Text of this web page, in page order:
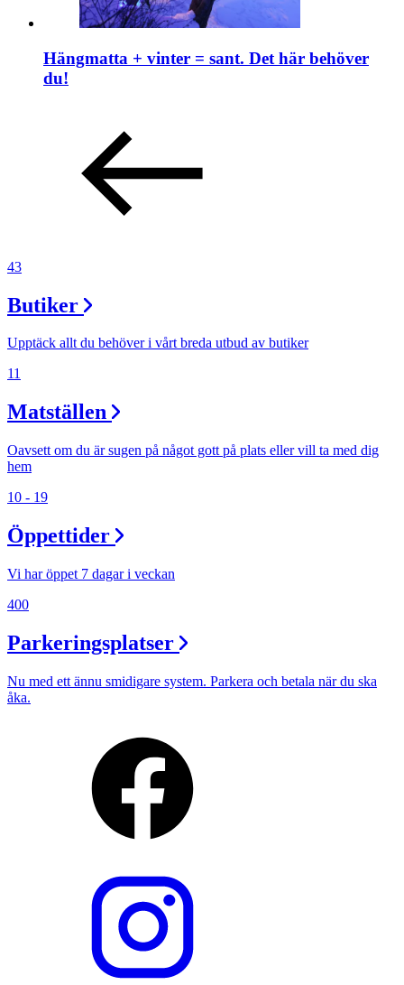
Hängmatta + vinter = sant. Det här behöver
du!
43
Butiker
Upptäck allt du behöver i vårt breda utbud av butiker
11
Matställen
Oavsett om du är sugen på något gott på plats eller vill ta med dig
hem
10 - 19
Öppettider
Vi har öppet 7 dagar i veckan
400
Parkeringsplatser
Nu med ett ännu smidigare system. Parkera och betala när du ska
åka.